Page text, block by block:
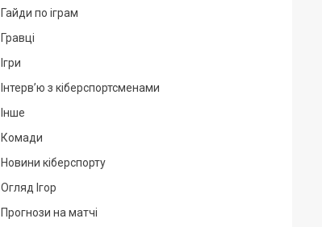
Гайди по іграм
Гравці
Ігри
Інтерв’ю з кіберспортсменами
Інше
Комади
Новини кіберспорту
Огляд Ігор
Прогнози на матчі